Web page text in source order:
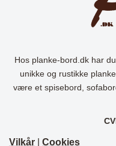
Hos planke-bord.dk har
unikke og rustikke
være et spisebord,
Vilkår Cookies